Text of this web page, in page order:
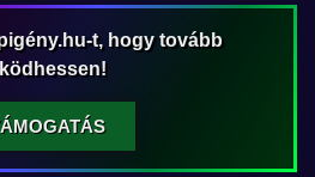
t, hogy tovább